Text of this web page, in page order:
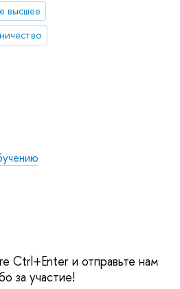
высшее
Ctrl+Enter и отправьте нам
за участие!